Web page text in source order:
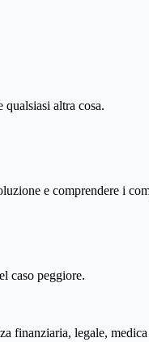
altra cosa.
e comprendere i
caso peggiore.
finanziaria, legale,